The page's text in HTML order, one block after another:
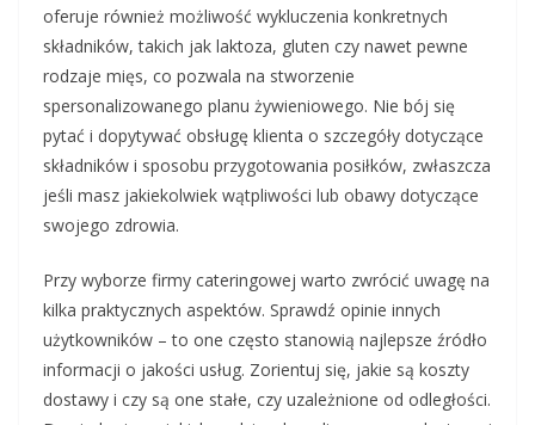
oferuje również możliwość wykluczenia konkretnych
składników, takich jak laktoza, gluten czy nawet pewne
rodzaje mięs, co pozwala na stworzenie
spersonalizowanego planu żywieniowego. Nie bój się
pytać i dopytywać obsługę klienta o szczegóły dotyczące
składników i sposobu przygotowania posiłków, zwłaszcza
jeśli masz jakiekolwiek wątpliwości lub obawy dotyczące
swojego zdrowia.
Przy wyborze firmy cateringowej warto zwrócić uwagę na
kilka praktycznych aspektów. Sprawdź opinie innych
użytkowników – to one często stanowią najlepsze źródło
informacji o jakości usług. Zorientuj się, jakie są koszty
dostawy i czy są one stałe, czy uzależnione od odległości.